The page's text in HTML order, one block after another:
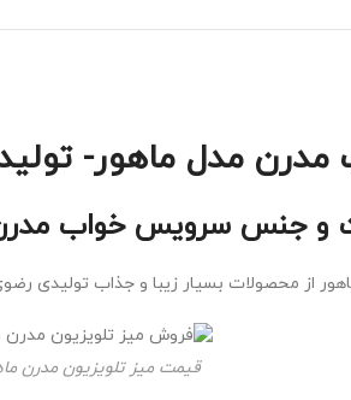
مدل ماهور-
جنس سرویس خواب
از محصولات بسیار زیبا و جذاب تولیدی
قیمت میز تلویزیون مدرن